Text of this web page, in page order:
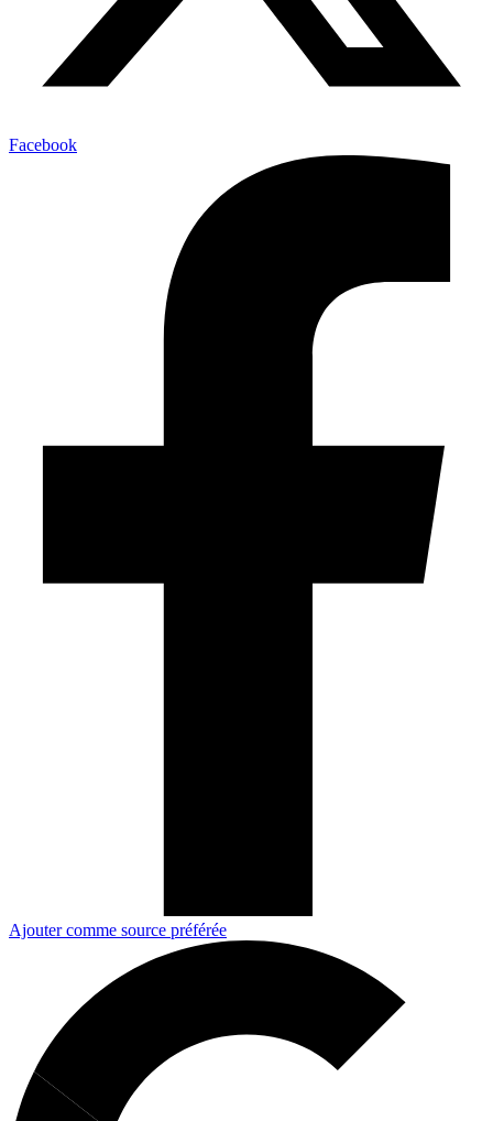
Facebook
Ajouter comme source préférée